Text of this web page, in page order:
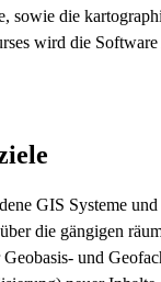
sowie die
wird die
GIS Systeme
die gängigen
und